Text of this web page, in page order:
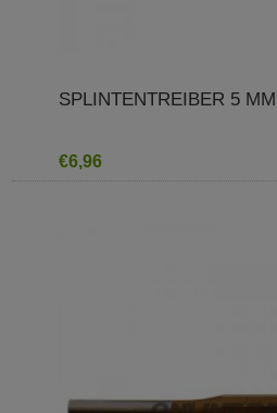
SPLINTENTREIBER 5
€6,96